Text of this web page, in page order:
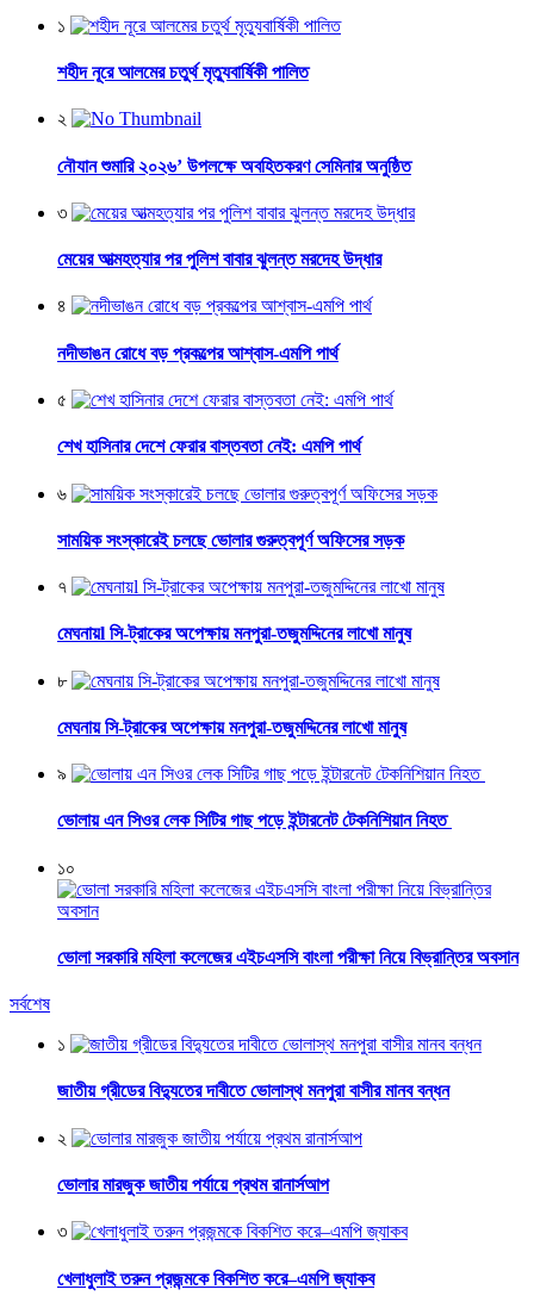
১
শহীদ নূরে আলমের চতুর্থ মৃত্যুবার্ষিকী পালিত
২
নৌযান শুমারি ২০২৬’ উপলক্ষে অবহিতকরণ সেমিনার অনুষ্ঠিত
৩
মেয়ের আত্মহত্যার পর পুলিশ বাবার ঝুলন্ত মরদেহ উদ্ধার
৪
নদীভাঙন রোধে বড় প্রকল্পের আশ্বাস-এমপি পার্থ
৫
শেখ হাসিনার দেশে ফেরার বাস্তবতা নেই: এমপি পার্থ
৬
সাময়িক সংস্কারেই চলছে ভোলার গুরুত্বপূর্ণ অফিসের সড়ক
৭
মেঘনায়l সি-ট্রাকের অপেক্ষায় মনপুরা-তজুমদ্দিনের লাখো মানুষ
৮
মেঘনায় সি-ট্রাকের অপেক্ষায় মনপুরা-তজুমদ্দিনের লাখো মানুষ
৯
ভোলায় এন সিওর লেক সিটির গাছ পড়ে ইন্টারনেট টেকনিশিয়ান নিহত
১০
ভোলা সরকারি মহিলা কলেজের এইচএসসি বাংলা পরীক্ষা নিয়ে বিভ্রান্তির অবসান
সর্বশেষ
১
জাতীয় গ্রীডের বিদ্যুতের দাবীতে ভোলাস্থ মনপুরা বাসীর মানব বন্ধন
২
ভোলার মারজুক জাতীয় পর্যায়ে প্রথম রানার্সআপ
৩
খেলাধুলাই তরুন প্রজন্মকে বিকশিত করে–এমপি জ্যাকব